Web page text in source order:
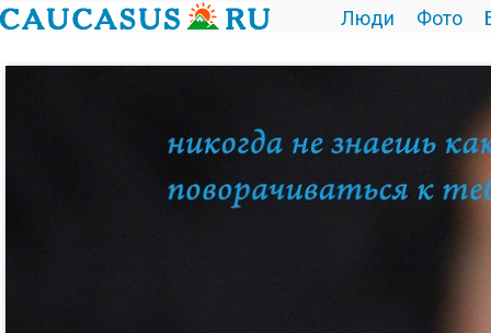
Люди Фото